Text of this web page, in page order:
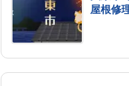
屋根修